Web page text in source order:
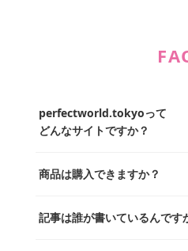
perfectworld.tokyoって
どんなサイトですか？
ってもらうニュースサイトです
を中心に行われており、私たち
商品は購入できますか？
「perfectworld.shop」で、ほ
記事は誰が書いているんです